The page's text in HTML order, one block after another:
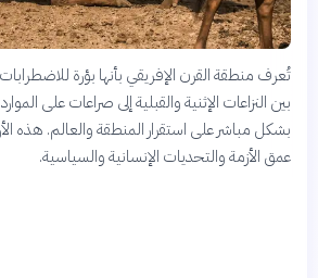
تُعرف منطقة القرن الإفريقي بأنها بؤرة
بين النزاعات الإثنية والقبلية إلى صراعات على
بشكل مباشر على استقرار المنطقة والعالم. هذه
عمق الأزمة والتحديات الإنسانية والسياسية.